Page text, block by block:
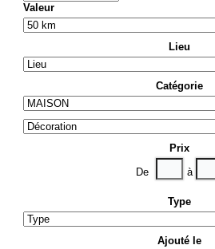
Valeur
Lieu
Catégorie
Prix
De
à
Type
Ajouté le